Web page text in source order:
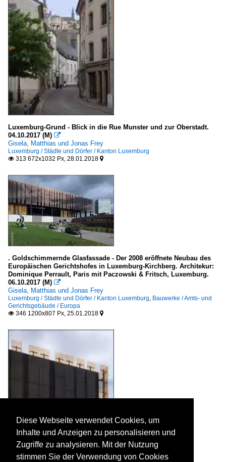
Mecklenburg-Vorpommern
LK Vorpommern-Rügen: Insel Rügen
LK Vorpommern-Rügen: Stralsund
Niedersachsen
Hannover
LK Friesland
Nordrhein-Westfalen
Duisburg
Düsseldorf
Essen
Köln
Krefeld
Münster
Rheinland-Pfalz
Ludwigshafen am Rhein
Mainz
Sachsen
Chemnitz (Kreisfreie Stadt)
Dresden (Kreisfreie Stadt)
Sachsen-Anhalt
LK Salzlandkreis
Luxemburg-Grund - Blick in die Rue Munster und zur Oberstadt.
04.10.2017 (M) 
Gisela, Matthias und Jonas Frey
Luxemburg / Städte und Dörfer / Kanton Luxemburg
 313 672x1032 Px, 28.01.2018 
. Goldschimmernde Glasfassade - Der 2008 eröffnete Neubau des
Europäischen Gerichtshofes in Luxemburg-Kirchberg. Architekur:
Dominique Perrault, Paris mit Paczowski & Fritsch, Luxemburg.
06.10.2017 (M) 
Gisela, Matthias und Jonas Frey
Luxemburg / Städte und Dörfer / Kanton Luxemburg Bauwerke / Amts- und
Gerichtsgebäude / Europa
 346 1200x807 Px, 25.01.2018 
Diese Webseite verwendet Cookies, um
Inhalte und Anzeigen zu personalisieren und
Zugriffe zu analysieren. Mit der Nutzung
stimmen Sie der Verwendung von Cookies